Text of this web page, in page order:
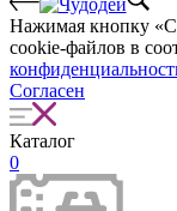
Нажимая кнопку
cookie-файлов в
Согласен
Каталог
0